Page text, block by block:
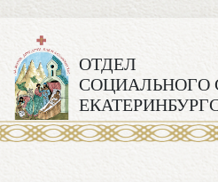
ОТДЕЛ
СОЦИАЛЬНОГО